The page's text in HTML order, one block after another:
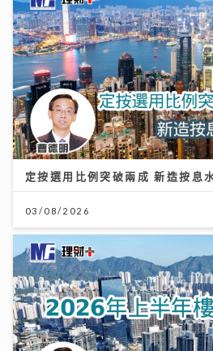
定按選用比例突破兩成 新造按息
03/08/2026